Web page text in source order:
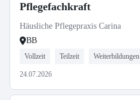
Pflegefachkraft
Häusliche Pflegepraxis Carina
BB
Vollzeit Teilzeit Weiterbildungen
24.07.2026